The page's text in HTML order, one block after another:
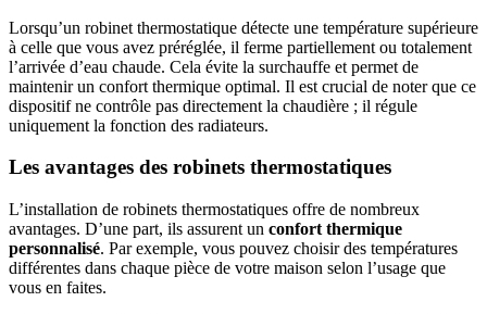
Lorsqu’un robinet thermostatique détecte une température supérieure
à celle que vous avez préréglée, il ferme partiellement ou totalement
l’arrivée d’eau chaude. Cela évite la surchauffe et permet de
maintenir un confort thermique optimal. Il est crucial de noter que ce
dispositif ne contrôle pas directement la chaudière ; il régule
uniquement la fonction des radiateurs.
Les avantages des robinets thermostatiques
L’installation de robinets thermostatiques offre de nombreux
avantages. D’une part, ils assurent un confort thermique
personnalisé. Par exemple, vous pouvez choisir des températures
différentes dans chaque pièce de votre maison selon l’usage que
vous en faites.